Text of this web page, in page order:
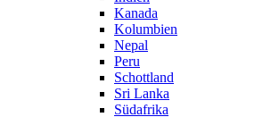
Kanada
Kolumbien
Nepal
Peru
Schottland
Sri Lanka
Südafrika